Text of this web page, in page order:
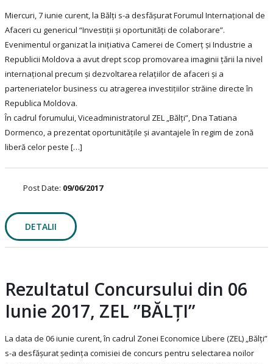
Miercuri, 7 iunie curent, la Bălți s-a desfășurat Forumul Internațional de
Afaceri cu genericul “Investiții și oportunități de colaborare”.
Evenimentul organizat la inițiativa Camerei de Comerț și Industrie a
Republicii Moldova a avut drept scop promovarea imaginii țării la nivel
internațional precum și dezvoltarea relațiilor de afaceri și a
parteneriatelor business cu atragerea investițiilor străine directe în
Republica Moldova.
În cadrul forumului, Viceadministratorul ZEL „Bălți”, Dna Tatiana
Dormenco, a prezentat oportunitățile și avantajele în regim de zonă
liberă celor peste […]
Post Date: 09/06/2017
DETALII
Rezultatul Concursului din 06
Iunie 2017, ZEL ”BĂLȚI”
La data de 06 iunie curent, în cadrul Zonei Economice Libere (ZEL) „Bălţi”
s-a desfășurat ședința comisiei de concurs pentru selectarea noilor